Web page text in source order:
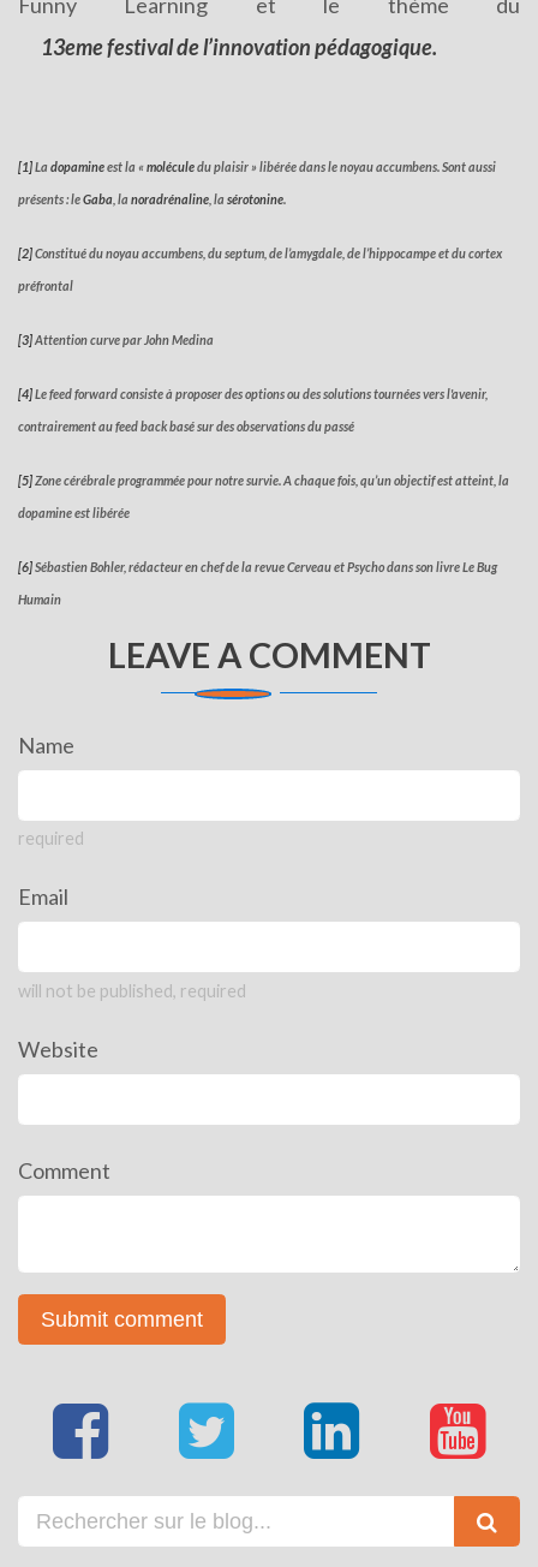
13eme festival de l’innovation pédagogique.
[1]La dopamineest la «moléculedu plaisir » libérée dans le noyau accumbens. Sont aussi
présents : leGaba , la noradrénaline , la sérotonine.
[2]Constitué du noyau accumbens, du septum, de l’amygdale, de l’hippocampe et du cortex
préfrontal
[3]Attention curve par John Medina
[4]Le feed forward consiste à proposer des options ou des solutions tournées vers l'avenir,
contrairement au feed back basé sur des observations du passé
[5]Zone cérébrale programmée pour notre survie. A chaque fois, qu’un objectif est atteint, la
dopamine est libérée
[6]Sébastien Bohler, rédacteur en chef de la revue Cerveau et Psycho dans son livre Le Bug
Humain
LEAVE A COMMENT
Name
required
Email
will not be published, required
Website
Comment